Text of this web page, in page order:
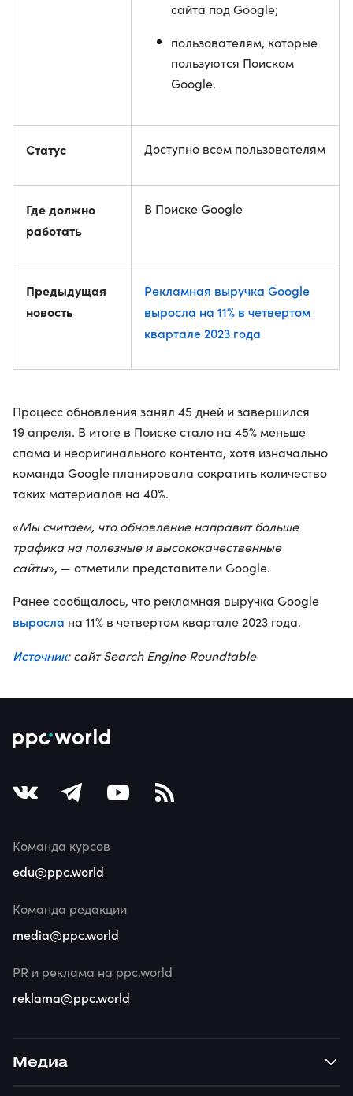
сайта под Google;
пользователям, которые
пользуются Поиском
Google.
Статус Доступно всем пользователям
Где должно
работать
В Поиске Google
Предыдущая
новость
Рекламная выручка Google
выросла на 11% в четвертом
квартале 2023 года
Процесс обновления занял 45 дней и завершился
19 апреля. В итоге в Поиске стало на 45% меньше
спама и неоригинального контента, хотя изначально
команда Google планировала сократить количество
таких материалов на 40%.
«Мы считаем, что обновление направит больше
трафика на полезные и высококачественные
сайты», — отметили представители Google.
Ранее сообщалось, что рекламная выручка Google
выросла на 11% в четвертом квартале 2023 года.
Источник: сайт Search Engine Roundtable
Медиа
Команда курсов
edu@ppc.world
Команда редакции
media@ppc.world
PR и реклама на ppc.world
reklama@ppc.world